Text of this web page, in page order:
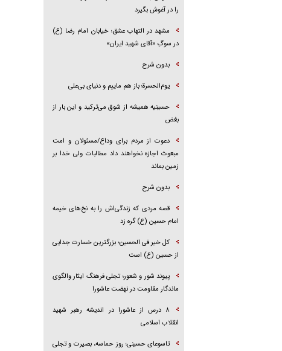
را در آغوش بگیرد
مشهد در التهاب عشق؛ خیابان امام رضا (ع)
در سوگِ «آقای شهید ایران»
بدون شرح
یوم‌الحسرة؛ باز هم ماییم و دنیای بی‌علی
حسینیه همیشه از شوق می‌ترکید و این بار از
بغض
دعوت از مردم برای وداع/مسئولان و امت
مبعوث اجازه نخواهند داد مطالبات ولی خدا بر
زمین بماند
بدون شرح
قصه مردی که زندگی‌اش را به نخ‌های خیمه
امام حسین (ع) گره زد
کل خیر فی الحسین؛ بزرگترین خسارت جدایی
از حسین (ع) است
پیوند شور و شعور؛ تجلی فرهنگ ایثار والگوی
ماندگار مقاومت در نهضت عاشورا
۸ درس از عاشورا در اندیشه رهبر شهید
انقلاب اسلامی
تاسوعای حسینی؛ روز حماسه، بصیرت و تجلی